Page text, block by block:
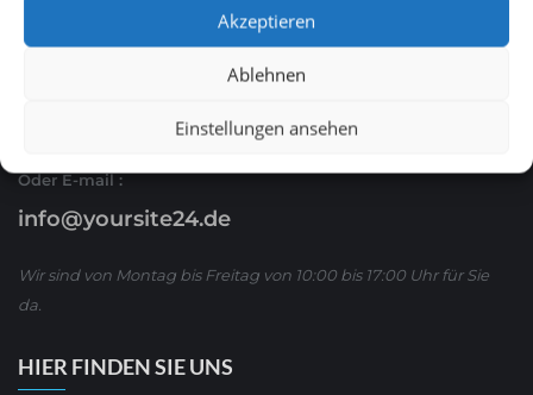
Akzeptieren
Ablehnen
Einstellungen ansehen
oder schreiben Sie uns über WhatsApp:
01590/ 8 63 65 63
Oder E-mail :
info@yoursite24.de
Wir sind von Montag bis Freitag von 10:00 bis 17:00 Uhr für Sie
da.
HIER FINDEN SIE UNS